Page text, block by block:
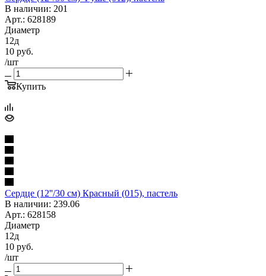
В наличии: 201
Арт.: 628189
Диаметр
12д
10 руб.
/шт
Купить
Сердце (12''/30 см) Красный (015), пастель
В наличии: 239.06
Арт.: 628158
Диаметр
12д
10 руб.
/шт